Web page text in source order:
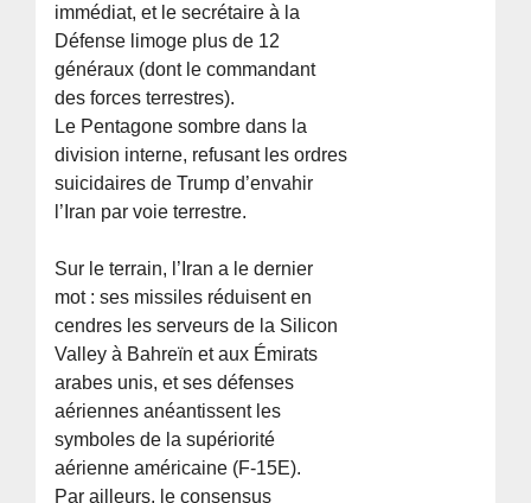
immédiat, et le secrétaire à la
Défense limoge plus de 12
généraux (dont le commandant
des forces terrestres).
Le Pentagone sombre dans la
division interne, refusant les ordres
suicidaires de Trump d’envahir
l’Iran par voie terrestre.
Sur le terrain, l’Iran a le dernier
mot : ses missiles réduisent en
cendres les serveurs de la Silicon
Valley à Bahreïn et aux Émirats
arabes unis, et ses défenses
aériennes anéantissent les
symboles de la supériorité
aérienne américaine (F-15E).
Par ailleurs, le consensus